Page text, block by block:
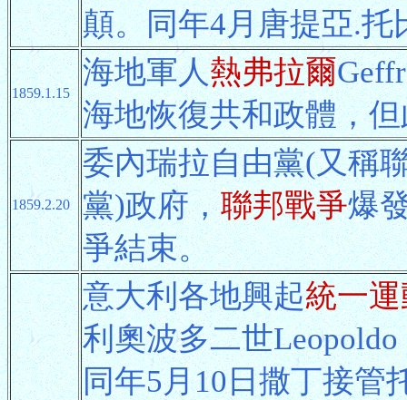
顛。同年4月唐提亞.
1859.1.15
海地軍人熱弗拉爾
海地恢復共和政體，
1859.2.20
委內瑞拉自由黨(又稱
黨)政府，聯邦戰爭爆
爭結束。
意大利各地興起統一
利奧波多二世
同年5月10日撒丁接管